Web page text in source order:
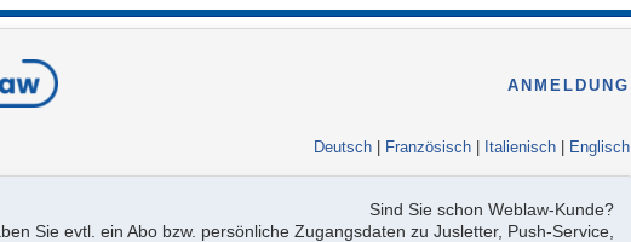
ANMELDUNG
Deutsch Französisch Italienisch Englisch
Sind Sie schon Weblaw-Kunde?
Sie evtl. ein Abo bzw. persönliche Zugangsdaten zu Jusletter, Push-Service,